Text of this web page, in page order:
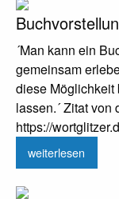
´Man kann ein
gemeinsam
diese Möglichkeit
lassen.´ Zitat von
https://
weiterlesen